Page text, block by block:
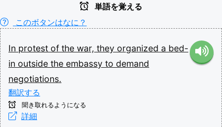
単語を覚える
このボタンはなに？
In protest of the war, they organized a bed-
in outside the embassy to demand
negotiations.
翻訳する
聞き取れるようになる
詳細